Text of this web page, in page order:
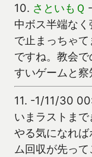
10. さといもＱ
中ボス半端な
で止まっちゃ
ですね。教会
すいゲームと察
11. -1/11/30
いまラストま
やる気になれ
ム回収が先っ